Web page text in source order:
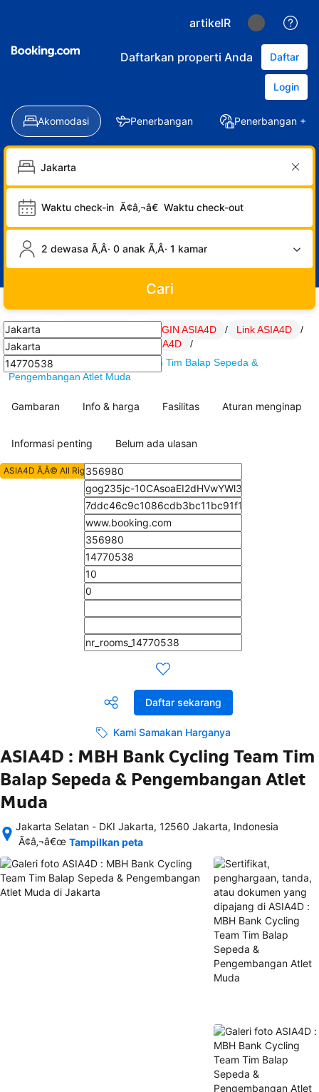
artikelR
Daftarkan properti Anda Daftar
Login
Akomodasi Penerbangan Penerbangan +
Waktu check-in Ã¢â‚¬â€ Waktu check-out
2 dewasa Ã‚Â· 0 anak Ã‚Â· 1 kamar
Cari
ASIA4D LOGIN ASIA4D / Link ASIA4D
/
SITUS ASIA4D
artikel Hoki ASIA4D
/
ASIA4D : MBH Bank Cycling Team Tim Balap Sepeda &
Pengembangan Atlet Muda
Gambaran Info & harga Fasilitas Aturan menginap
Informasi penting Belum ada ulasan
Daftar sekarang
Kami Samakan Harganya
ASIA4D Ã‚Â© All Rights Reserved
ASIA4D : MBH Bank Cycling Team Tim
Balap Sepeda & Pengembangan Atlet
Muda
Jakarta Selatan - DKI Jakarta, 12560 Jakarta, Indonesia
Setelah
semua
rincian
akomodasi
Ã¢â‚¬â€œ Tampilkan peta